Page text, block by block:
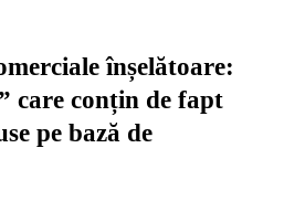
înșelătoare:
care conțin de fapt
pe bază de